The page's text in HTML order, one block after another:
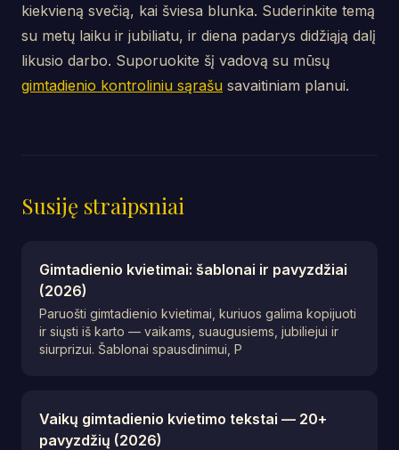
kiekvieną svečią, kai šviesa blunka. Suderinkite temą
su metų laiku ir jubiliatu, ir diena padarys didžiąją dalį
likusio darbo. Suporuokite šį vadovą su mūsų
gimtadienio kontroliniu sąrašu savaitiniam planui.
Susiję straipsniai
Gimtadienio kvietimai: šablonai ir pavyzdžiai
(2026)
Paruošti gimtadienio kvietimai, kuriuos galima kopijuoti
ir siųsti iš karto — vaikams, suaugusiems, jubiliejui ir
siurprizui. Šablonai spausdinimui, P
Vaikų gimtadienio kvietimo tekstai — 20+
pavyzdžių (2026)